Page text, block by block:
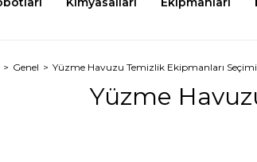
Genel Yüzme Havuzu Temizlik Ekipmanları Seçimi
Yüzme